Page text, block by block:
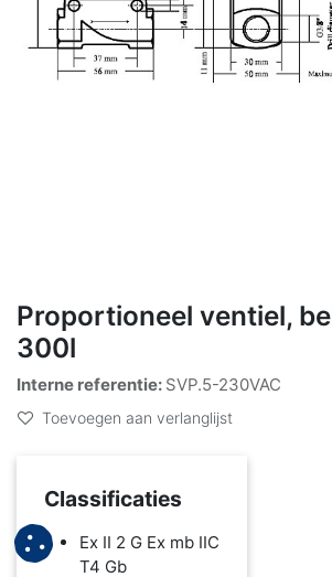
Proportioneel ventiel,
300l
Interne referentie: SVP.5-230VAC
Toevoegen aan verlanglijst
Classificaties
Ex II 2 G Ex mb IIC
T4 Gb